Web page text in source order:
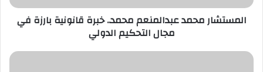
ر
المستشار محمد عبدالمنعم محمد.. خبرة قانونية بارزة في
مجال التحكيم الدولي